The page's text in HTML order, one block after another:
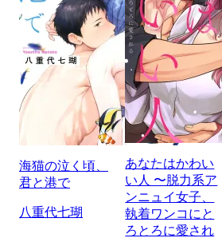
海猫の泣く頃、
君と港で
八重代七瑚
あなたはかわい
い人 〜脱力系ア
ンニュイ女子、
執着ワンコにと
ろとろに愛され